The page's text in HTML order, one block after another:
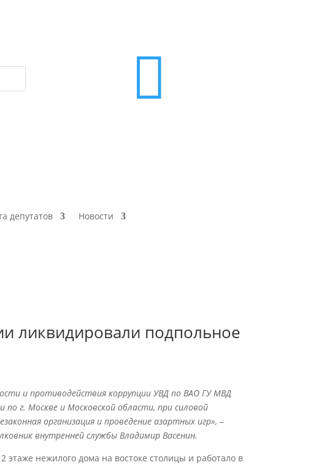

депутатов Новости
ликвидировали подпольное
и противодействия коррупции УВД по ВАО ГУ МВД
по г. Москве и Московской области, при силовой
организация и проведение азартных игр», –
внутренней службы Владимир Васенин.
этаже нежилого дома на востоке столицы и работало в